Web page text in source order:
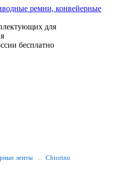
для
бесплатно
ленты
Chiorino